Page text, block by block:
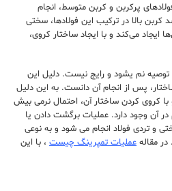
پرکربن و کربن متوسط، انجام
بالا در ترکیب این فولادها، سختی
ایجاد می‌کند و با ایجاد ساختار کروی،
توصیه نم یشود و رایج نیست. دلیل این
پس از انجام آن دانست. به این دلیل
با کروی کردن ساختار آن، احتمال نرمی بیش
وجود دارد. عملیات برگشت دادن یا
و تردی فولاد انجام می شود و به نوعی
مقاله عملیات تمپرینگ چیست ، با این